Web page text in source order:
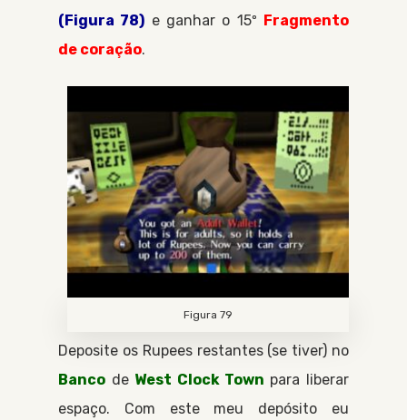
(Figura 78) e ganhar o 15º Fragmento
de coração.
Figura 79
Deposite os Rupees restantes (se tiver) no
Banco de West Clock Town para liberar
espaço. Com este meu depósito eu